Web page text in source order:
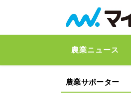
農業ニュース
農業サポーター